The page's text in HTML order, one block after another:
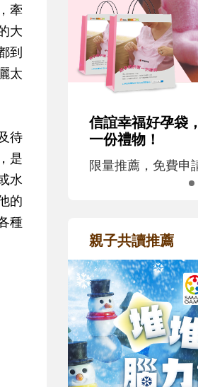
牽
大
到
太
待
是
水
的
種
信誼幸福好孕袋
一份禮物！
限量推薦，免費申
親子共讀推薦
最新活動